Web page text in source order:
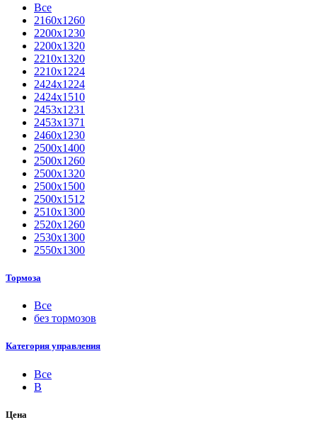
Все
2160х1260
2200х1230
2200х1320
2210x1320
2210х1224
2424х1224
2424х1510
2453х1231
2453х1371
2460х1230
2500x1400
2500х1260
2500х1320
2500х1500
2500х1512
2510х1300
2520х1260
2530х1300
2550х1300
Тормоза
Все
без тормозов
Категория управления
Все
B
Цена